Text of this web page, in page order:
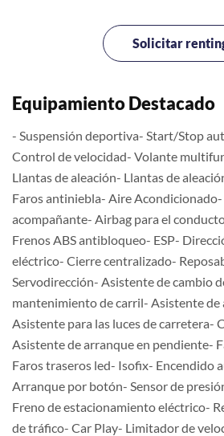
Solicitar
Equipamiento Destacado
- Suspensión deportiva- Start/Stop
Control de velocidad- Volante
Llantas de aleación- Llantas de
Faros antiniebla- Aire
acompañante- Airbag para el
Frenos ABS antibloqueo- ESP-
eléctrico- Cierre centralizado-
Servodirección- Asistente de cambio
mantenimiento de carril- Asistente de
Asistente para las luces de carretera-
Asistente de arranque en pendiente-
Faros traseros led- Isofix- Encendido
Arranque por botón- Sensor de
Freno de estacionamiento eléctrico-
de tráfico- Car Play- Limitador de